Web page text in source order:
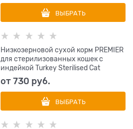
ВЫБРАТЬ
Низкозерновой сухой корм PREMIER
для стерилизованных кошек с
индейкой Turkey Sterilised Cat
от730 руб.
ВЫБРАТЬ